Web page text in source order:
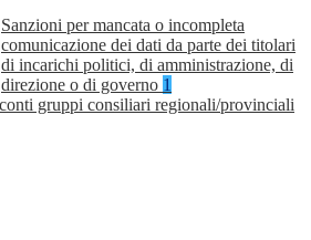
Sanzioni per mancata o incompleta
comunicazione dei dati da parte dei titolari
di incarichi politici, di amministrazione, di
direzione o di governo 1
gruppi consiliari regionali/provinciali